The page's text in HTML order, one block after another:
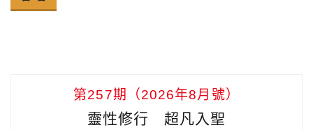
第257期（2026年8月號）
靈性修行 超凡入聖